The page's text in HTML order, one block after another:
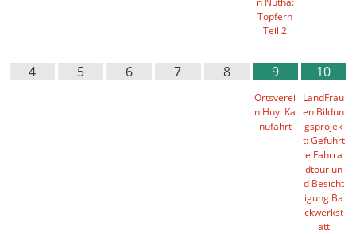
Töpfern
Teil 2
4 5 6 7 8 9
Ortsverei
n Huy: Ka
nufahrt
10
LandFrau
en Bildun
gsprojek
t: Geführt
e Fahrra
dtour un
d Besicht
igung Ba
ckwerkst
att